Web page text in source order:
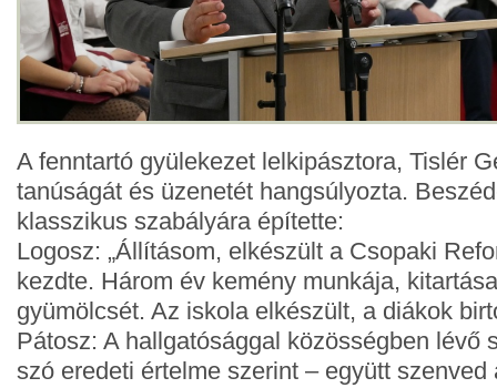
A fenntartó gyülekezet lelkipásztora, Tislér
tanúságát és üzenetét hangsúlyozta.
klasszikus szabályára építette:
Logosz: „Állításom, elkészült a Csopaki
kezdte. Három év kemény munkája,
gyümölcsét. Az iskola elkészült, a diákok
Pátosz: A hallgatósággal közösségben lévő
szó eredeti értelme szerint ­– együtt szenved